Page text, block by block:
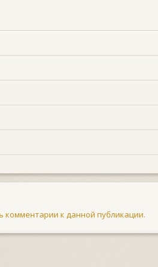
комментарии к данной публикации.